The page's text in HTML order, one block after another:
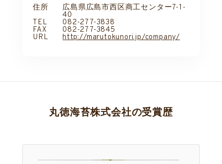
住所 広島県広島市西区商工センター7-1-
40
TEL 082-277-3838
FAX 082-277-3845
URL http://marutokunori.jp/company/
丸徳海苔株式会社の受賞歴